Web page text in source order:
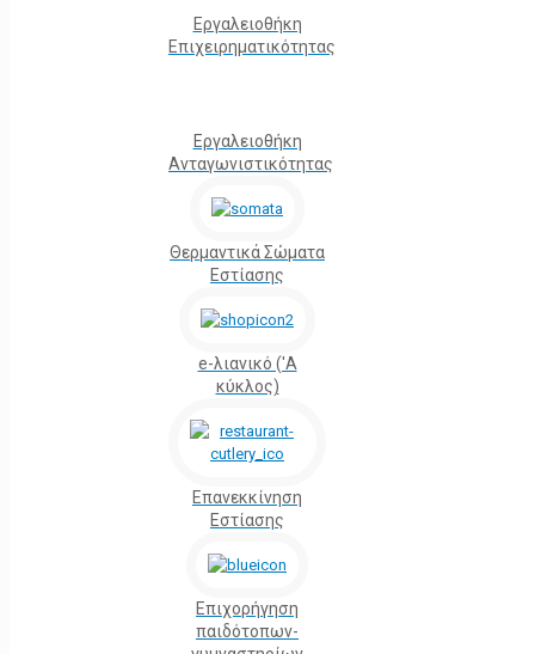
Εργαλειοθήκη
Eπιχειρηματικότητας
Εργαλειοθήκη
Ανταγωνιστικότητας
Θερμαντικά Σώματα
Εστίασης
e-λιανικό ('Α
κύκλος)
Επανεκκίνηση
Εστίασης
Επιχορήγηση
παιδότοπων-